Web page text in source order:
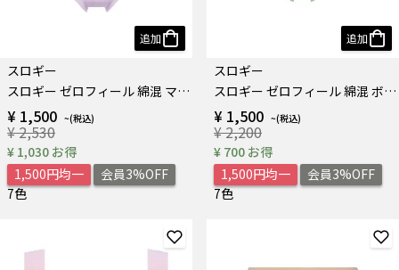
追加
スロギー
スロギー ゼロフィール 綿混 マキシ
¥ 1,500
¥ 2,530
¥ 1,030 お得
1,500円均一
会員3%OFF
7色
追加
スロギー
スロギー ゼロフィール 綿混 ボーイズレングス
¥ 1,500
¥ 2,200
¥ 700 お得
1,500円均一
会員3%OFF
7色